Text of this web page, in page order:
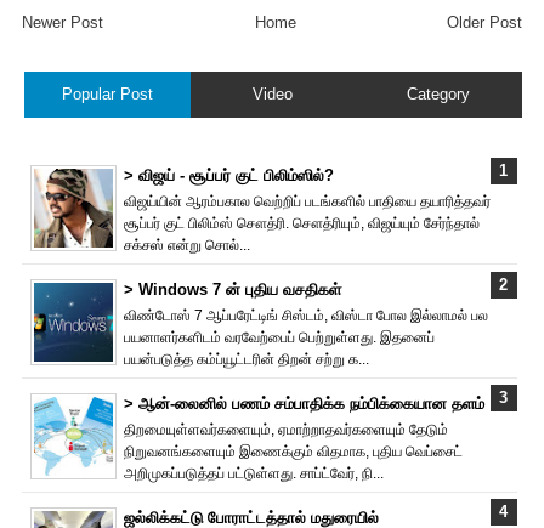
Newer Post Older Post
Home
Popular Post Video Category
> விஜய் - சூப்பர் குட் பிலிம்ஸில்?
விஜய்யின் ஆரம்பகால வெற்றிப் படங்களில் பாதியை தயா‌ரித்தவர்
சூப்பர் குட் பிலிம்ஸ் சௌத்‌ரி. சௌத்‌ரியும், விஜய்யும் சேர்ந்தால்
சக்சஸ் என்று சொல்...
> Windows 7 ன் புதிய வசதிகள்
விண்டோஸ் 7 ஆப்பரேட்டிங் சிஸ்டம், விஸ்டா போல இல்லாமல் பல
பயனாளர்களிடம் வரவேற்பைப் பெற்றுள்ளது. இதனைப்
பயன்படுத்த கம்ப்யூட்டரின் திறன் சற்று க...
> ஆன்-லைனில் பணம் சம்பாதிக்க நம்பிக்கையான தளம்
திறமையுள்ளவர்களையும், ஏமாற்றாதவர்களையும் தேடும்
நிறுவனங்களையும் இணைக்கும் விதமாக, புதிய வெப்சைட்
அறிமுகப்படுத்தப் பட்டுள்ளது. சாப்ட்வேர், நி...
ஜல்லிக்கட்டு போராட்டத்தால் மதுரையில்